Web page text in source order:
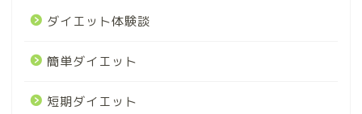
ダイエット体験談
簡単ダイエット
短期ダイエット